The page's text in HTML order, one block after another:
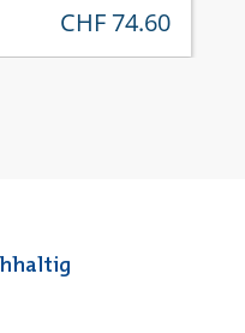
regulärer preis:
CHF 74.60